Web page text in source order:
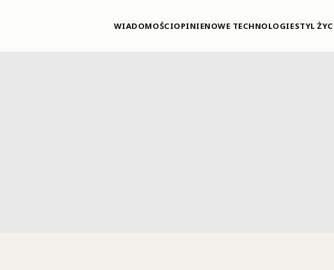
WIADOMOŚCIOPINIENOWE TECHNOLOGIESTYL